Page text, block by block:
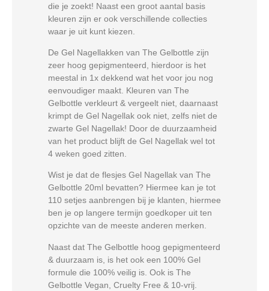
die je zoekt! Naast een groot aantal basis
kleuren zijn er ook verschillende collecties
waar je uit kunt kiezen.
De Gel Nagellakken van The Gelbottle zijn
zeer hoog gepigmenteerd, hierdoor is het
meestal in 1x dekkend wat het voor jou nog
eenvoudiger maakt. Kleuren van The
Gelbottle verkleurt & vergeelt niet, daarnaast
krimpt de Gel Nagellak ook niet, zelfs niet de
zwarte Gel Nagellak! Door de duurzaamheid
van het product blijft de Gel Nagellak wel tot
4 weken goed zitten.
Wist je dat de flesjes Gel Nagellak van The
Gelbottle 20ml bevatten? Hiermee kan je tot
110 setjes aanbrengen bij je klanten, hiermee
ben je op langere termijn goedkoper uit ten
opzichte van de meeste anderen merken.
Naast dat The Gelbottle hoog gepigmenteerd
& duurzaam is, is het ook een 100% Gel
formule die 100% veilig is. Ook is The
Gelbottle Vegan, Cruelty Free & 10-vrij.